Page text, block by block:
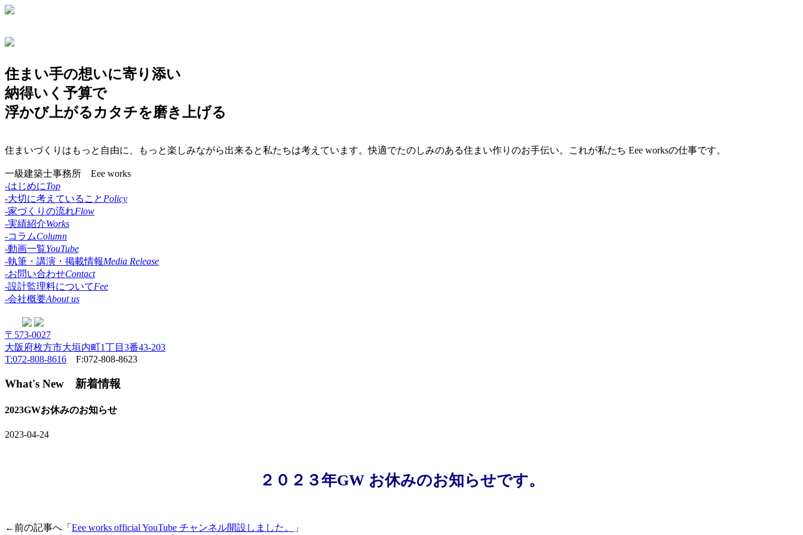
住まい手の想いに寄り添い
納得いく予算で
浮かび上がるカタチを磨き上げる
住まいづくりはもっと自由に、もっと楽しみながら出来ると私たちは考えています。快適でたのしみのある住まい作りのお手伝い。これが私たち Eee worksの仕事です。
一級建築士事務所 Eee works
-はじめにTop
-大切に考えていること Policy
-家づくりの流れFlow
-実績紹介Works
-コラムColumn
-動画一覧YouTube
-執筆・講演・掲載情報Media Release
-お問い合わせContact
-設計監理料についてFee
-会社概要About us
〒573-0027
大阪府枚方市大垣内町1丁目3番43-203
T:072-808-8616
F:072-808-8623
What's New 新着情報
2023GWお休みのお知らせ
2023-04-24
２０２３年GW お休みのお知らせです。
←前の記事へ「 Eee works official YouTube チャンネル開設しました。 」